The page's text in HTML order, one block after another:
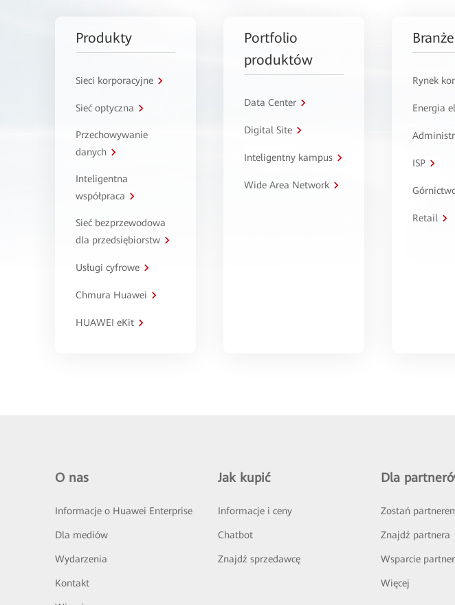
Produkty
Sieci korporacyjne
Sieć optyczna
Przechowywanie
danych
Inteligentna
współpraca
Sieć bezprzewodowa
dla przedsiębiorstw
Usługi cyfrowe
Chmura Huawei
HUAWEI eKit
Portfolio
produktów
Data Center
Digital Site
Inteligentny kampus
Wide Area Network
Branże
Rynek
Energia
ISP
Retail
O nas
Informacje o Huawei Enterprise
Dla mediów
Wydarzenia
Kontakt
Jak kupić
Informacje i ceny
Chatbot
Znajdź sprzedawcę
Dla
Zostań
Znajdź partnera
Wsparcie
Więcej